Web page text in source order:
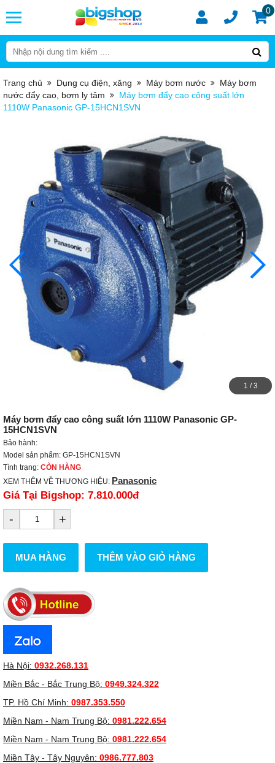
0
Trang chủ Dụng cụ điện, xăng Máy bơm nước
Máy bơm
nước đẩy cao, bơm ly tâm
Máy bơm đẩy cao công suất lớn
1110W Panasonic GP-15HCN1SVN
2 /3
Máy bơm đẩy cao công suất lớn 1110W Panasonic GP-
15HCN1SVN
Bảo hành:
Model sản phẩm: GP-15HCN1SVN
Tình trạng: CÒN HÀNG
XEM THÊM VỀ THƯƠNG HIỆU: Panasonic
Giá Tại Bigshop: 7.810.000đ
- +
MUA HÀNG THÊM VÀO GIỎ HÀNG
Hà Nội: 0932.268.131
Miền Bắc - Bắc Trung Bộ: 0949.324.322
TP. Hồ Chí Minh: 0987.353.550
Miền Nam - Nam Trung Bộ: 0981.222.654
Miền Nam - Nam Trung Bộ: 0981.222.654
Miền Tây - Tây Nguyên: 0986.777.803